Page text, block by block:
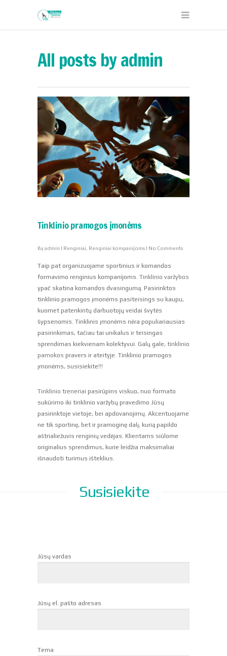
All posts by admin
Tinklinio pramogos įmonėms
Byadmin | Renginiai, Renginiai kompanijoms | No Comments
Taip pat organizuojame sportinius ir komandos
formavimo renginius kompanijoms. Tinklinio varžybos
ypač skatina komandos dvasingumą. Pasirinktos
tinklinio pramogos įmonėms pasiteisings su kaupu,
kuomet patenkintų darbuotojų veidai švytės
šypsenomis. Tinklinis įmonėms nėra populiariausias
pasirinkimas, tačiau tai unikalus ir teisingas
sprendimas kiekvienam kolektyvui. Galų gale, tinklinio
pamokos pravers ir ateityje. Tinklinio pramogos
įmonėms, susisiekite!!!
Tinklinio treneriai pasirūpins viskuo, nuo formato
sukūrimo iki tinklinio varžybų pravedimo Jūsų
pasirinktoje vietoje, bei apdovanojimų. Akcentuojame
ne tik sportinę, bet ir pramoginę dalį, kurią papildo
aštrialiežuvis renginių vedėjas. Klientams siūlome
originalius sprendimus, kurie leidžia maksimaliai
išnaudoti turimus išteklius.
Susisiekite
Jūsų vardas
Jūsų el. pašto adresas
Tema